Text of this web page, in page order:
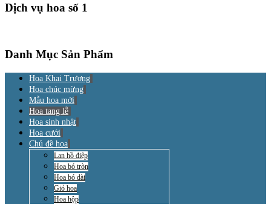
Dịch vụ hoa số 1
Danh Mục Sản Phẩm
Hoa Khai Trương
Hoa chúc mừng
Mẫu hoa mới
Hoa tang lễ
Hoa sinh nhật
Hoa cưới
Chủ đề hoa
Lan hồ điệp
Hoa bó tròn
Hoa bó dài
Giỏ hoa
Hoa hộp